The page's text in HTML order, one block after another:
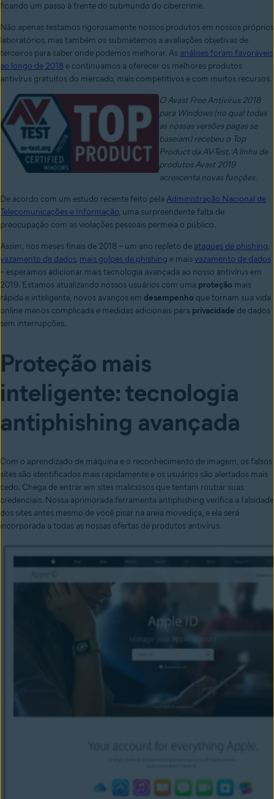
ficando um passo à frente do submundo do cibercrime.
Não apenas testamos rigorosamente nossos produtos em nossos próprios
laboratórios, mas também os submetemos a avaliações objetivas de
terceiros para saber onde podemos melhorar. As análises foram favoráveis
ao longo de 2018 e continuamos a oferecer os melhores produtos
antivírus gratuitos do mercado, mais competitivos e com muitos recursos.
O Avast Free Antivírus 2018
para Windows (no qual todas
as nossas versões pagas se
baseiam) recebeu o Top
Product da AV-Test. A linha de
produtos Avast 2019
acrescenta novas funções.
De acordo com um estudo recente feito pela Administração Nacional de
Telecomunicações e Informação, uma surpreendente falta de
preocupação com as violações pessoais permeia o público.
Assim, nos meses finais de 2018 – um ano repleto de ataques de phishing,
vazamento de dados, mais golpes de phishing e maisvazamento de dados
– esperamos adicionar mais tecnologia avançada ao nosso antivírus em
2019. Estamos atualizando nossos usuários com uma proteção mais
rápida e inteligente, novos avanços em desempenho que tornam sua vida
online menos complicada e medidas adicionais para privacidade de dados
sem interrupções.
Proteção mais
inteligente: tecnologia
antiphishing avançada
Com o aprendizado de máquina e o reconhecimento de imagem, os falsos
sites são identificados mais rapidamente e os usuários são alertados mais
cedo. Chega de entrar em sites maliciosos que tentam roubar suas
credenciais. Nossa aprimorada ferramenta antiphishing verifica a falsidade
dos sites antes mesmo de você pisar na areia movediça, e ela será
incorporada a todas as nossas ofertas de produtos antivírus.